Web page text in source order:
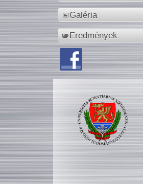
Galéria
Eredmények